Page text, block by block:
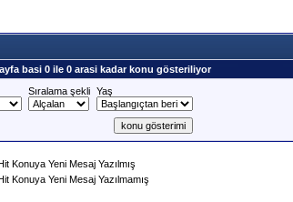
basi 0 ile 0 arasi kadar konu gösteriliyor
Sıralama şekli Yaş
Konuya Yeni Mesaj Yazılmış
Konuya Yeni Mesaj Yazılmamış